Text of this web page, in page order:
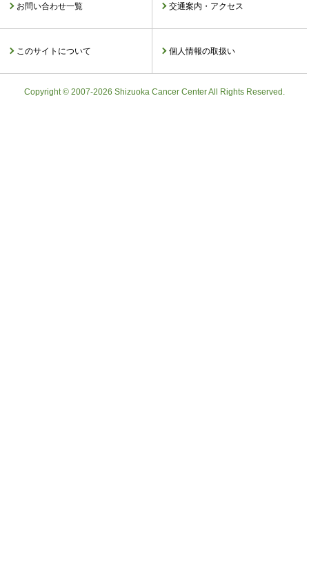
お問い合わせ一覧 交通案内・アクセス
このサイトについて 個人情報の取扱い
Copyright © 2007-2026 Shizuoka Cancer Center All Rights Reserved.